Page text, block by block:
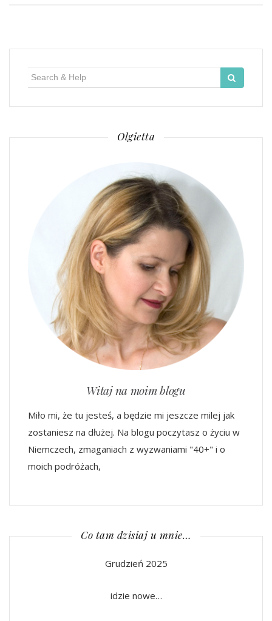
Olgietta
Witaj na moim blogu
Miło mi, że tu jesteś, a będzie mi jeszcze milej jak
zostaniesz na dłużej. Na blogu poczytasz o życiu w
Niemczech, zmaganiach z wyzwaniami "40+" i o
moich podróżach,
Co tam dzisiaj u mnie…
Grudzień 2025
idzie nowe…